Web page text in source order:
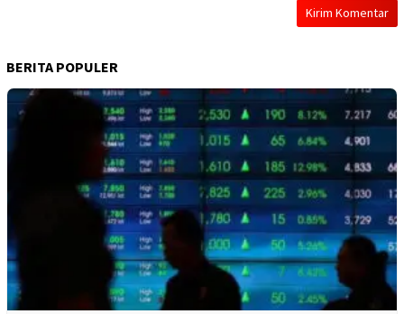
BERITA POPULER